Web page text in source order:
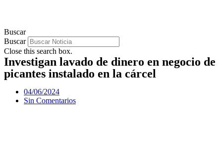
Buscar
Buscar
Close this search box.
Investigan lavado de dinero en negocio de
picantes instalado en la cárcel
04/06/2024
Sin Comentarios